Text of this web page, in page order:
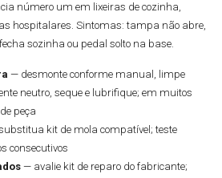
número um em lixeiras de cozinha,
hospitalares. Sintomas: tampa não abre,
sozinha ou pedal solto na base.
— desmonte conforme manual, limpe
neutro, seque e lubrifique; em muitos
peça
kit de mola compatível; teste
consecutivos
— avalie kit de reparo do fabricante;